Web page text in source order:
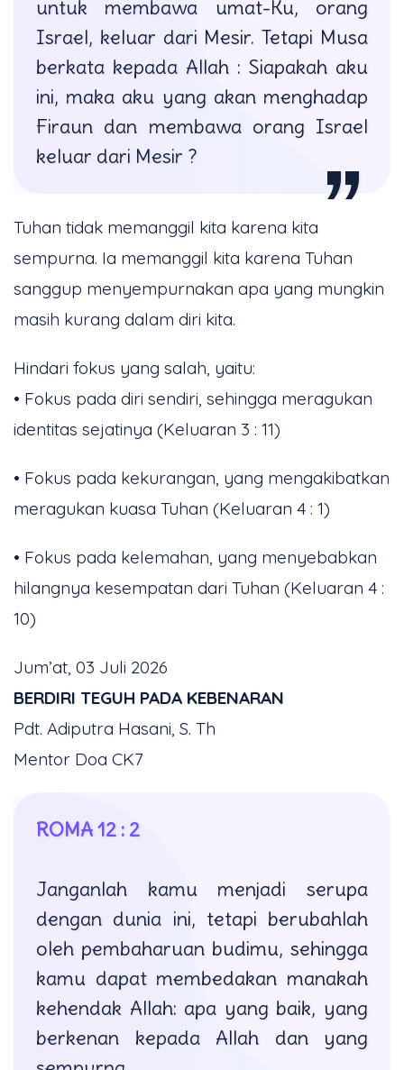
untuk membawa umat-Ku, orang
Israel, keluar dari Mesir. Tetapi Musa
berkata kepada Allah : Siapakah aku
ini, maka aku yang akan menghadap
Firaun dan membawa orang Israel
keluar dari Mesir ?
Tuhan tidak memanggil kita karena kita
sempurna. Ia memanggil kita karena Tuhan
sanggup menyempurnakan apa yang mungkin
masih kurang dalam diri kita.
Hindari fokus yang salah, yaitu:
• Fokus pada diri sendiri, sehingga meragukan
identitas sejatinya (Keluaran 3 : 11)
• Fokus pada kekurangan, yang mengakibatkan
meragukan kuasa Tuhan (Keluaran 4 : 1)
• Fokus pada kelemahan, yang menyebabkan
hilangnya kesempatan dari Tuhan (Keluaran 4 :
10)
Jum’at, 03 Juli 2026
BERDIRI TEGUH PADA KEBENARAN
Pdt. Adiputra Hasani, S. Th
Mentor Doa CK7
ROMA 12 : 2
Janganlah kamu menjadi serupa
dengan dunia ini, tetapi berubahlah
oleh pembaharuan budimu, sehingga
kamu dapat membedakan manakah
kehendak Allah: apa yang baik, yang
berkenan kepada Allah dan yang